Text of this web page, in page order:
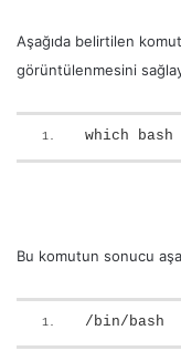
Aşağıda belirtilen
görüntülenmesini
which bash
Bu komutun sonucu
/bin/bash